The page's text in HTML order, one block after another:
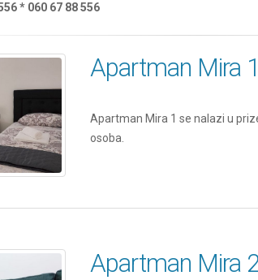
* 060 67 88 556
Apartman Mira 1
Apartman Mira 1 se nalazi u
osoba.
Apartman Mira